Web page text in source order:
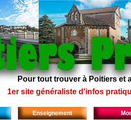
Pour tout trouver à Poitiers et
1er site généraliste d'infos
Enseignement